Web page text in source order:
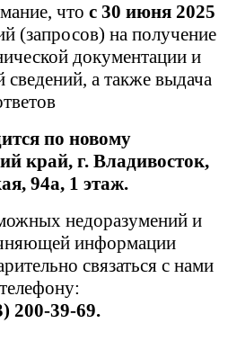
что с 30 июня 2025
(запросов) на получение
документации и
а также выдача
по новому
край, г. Владивосток,
94а, 1 этаж.
недоразумений и
информации
связаться с нами
200-39-69.